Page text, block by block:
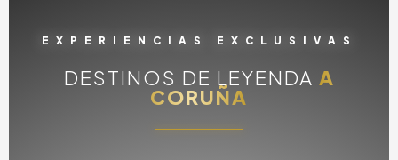
EXPERIENCIAS EXCLUSIVAS
DESTINOS DE LEYENDA A
CORUÑA